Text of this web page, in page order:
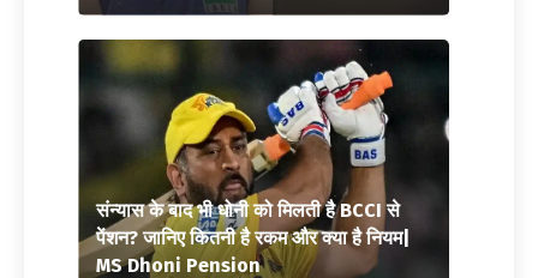
संन्यास के बाद भी धोनी को मिलती है BCCI से
पेंशन? जानिए कितनी है रकम और क्या है नियम|
MS Dhoni Pension